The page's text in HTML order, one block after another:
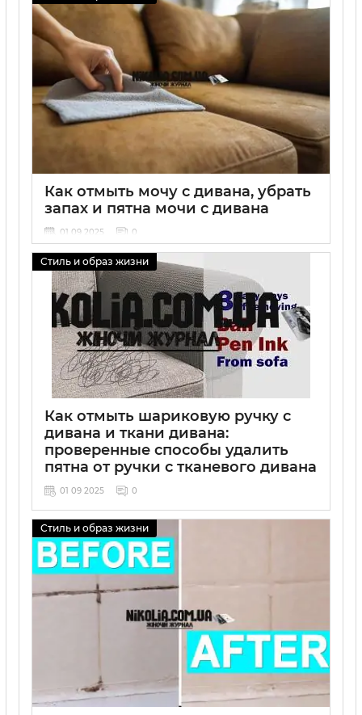
Как отмыть мочу с дивана, убрать
запах и пятна мочи с дивана
01 09 2025 0
Стиль и образ жизни
Как отмыть шариковую ручку с
дивана и ткани дивана:
проверенные способы удалить
пятна от ручки с тканевого дивана
01 09 2025 0
Стиль и образ жизни